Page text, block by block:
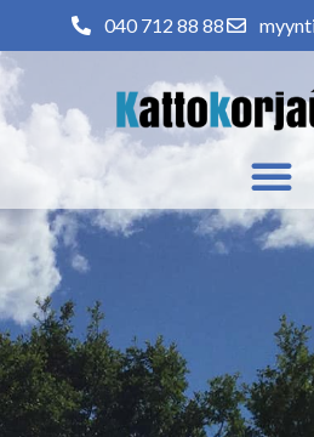
040 712 88 88